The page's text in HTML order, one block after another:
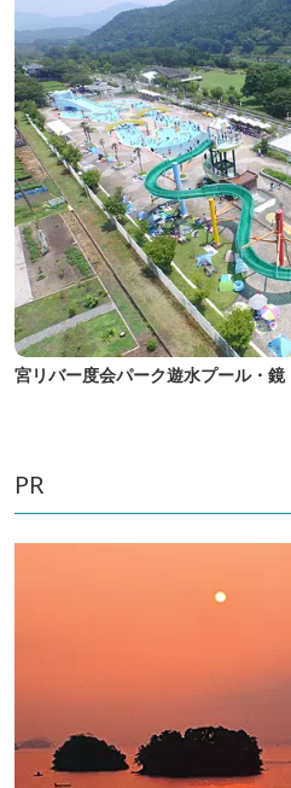
宮リバー度会パーク遊水プール・鏡
PR